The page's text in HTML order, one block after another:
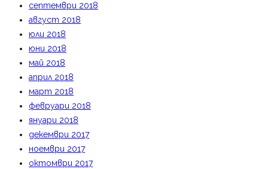
септември 2018
август 2018
юли 2018
юни 2018
май 2018
април 2018
март 2018
февруари 2018
януари 2018
декември 2017
ноември 2017
октомври 2017